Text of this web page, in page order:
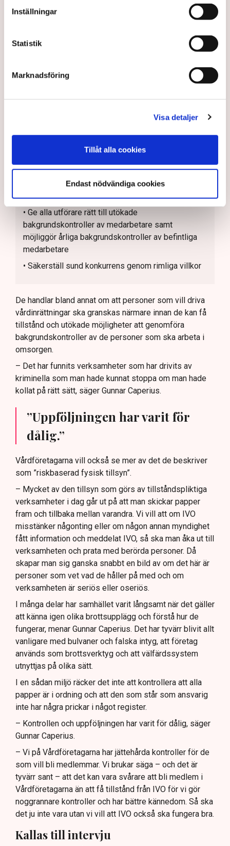
Inställningar
Statistik
Marknadsföring
Visa detaljer
Tillåt alla cookies
Endast nödvändiga cookies
• IVO bör som en del av lämplighetsbedömningen i
ledningsprövningar genomföra djupintervjuer innan
beslut fattas, inte enbart förlita sig på ”papper i
• Kommuner bör genomföra fysiska intervjuer med
etablera sig inom LOV-system, inte enbart förlita
upptäckten av oseriösa aktörer
• Undvik infiltration genom införande av
säkerhetsmekanismer på kommunens
biståndsenhet
• Ge alla utförare rätt till utökade
bakgrundskontroller av medarbetare samt
möjliggör årliga bakgrundskontroller av befintliga
medarbetare
• Säkerställ sund konkurrens genom rimliga villkor
De handlar bland annat om att personer som vill driva
vårdinrättningar ska granskas närmare innan de kan få
tillstånd och utökade möjligheter att genomföra
bakgrundskontroller av de personer som ska arbeta i
omsorgen.
– Det har funnits verksamheter som har drivits av
kriminella som man hade kunnat stoppa om man hade
kollat på rätt sätt, säger Gunnar Caperius.
”Uppföljningen har varit för
dålig.”
Vårdföretagarna vill också se mer av det de beskriver
som ”riskbaserad fysisk tillsyn”.
– Mycket av den tillsyn som görs av tillståndspliktiga
verksamheter i dag går ut på att man skickar papper
fram och tillbaka mellan varandra. Vi vill att om IVO
misstänker någonting eller om någon annan myndighet
fått information och meddelat IVO, så ska man åka ut till
verksamheten och prata med berörda personer. Då
skapar man sig ganska snabbt en bild av om det här är
personer som vet vad de håller på med och om
verksamheten är seriös eller oseriös.
I många delar har samhället varit långsamt när det gäller
att känna igen olika brottsupplägg och förstå hur de
fungerar, menar Gunnar Caperius. Det har tyvärr blivit allt
vanligare med bulvaner och falska intyg, att företag
används som brottsverktyg och att välfärdssystem
utnyttjas på olika sätt.
I en sådan miljö räcker det inte att kontrollera att alla
papper är i ordning och att den som står som ansvarig
inte har några prickar i något register.
– Kontrollen och uppföljningen har varit för dålig, säger
Gunnar Caperius.
– Vi på Vårdföretagarna har jättehårda kontroller för de
som vill bli medlemmar. Vi brukar säga – och det är
tyvärr sant – att det kan vara svårare att bli medlem i
Vårdföretagarna än att få tillstånd från IVO för vi gör
noggrannare kontroller och har bättre kännedom. Så ska
det ju inte vara utan vi vill att IVO också ska fungera bra.
Kallas till intervju